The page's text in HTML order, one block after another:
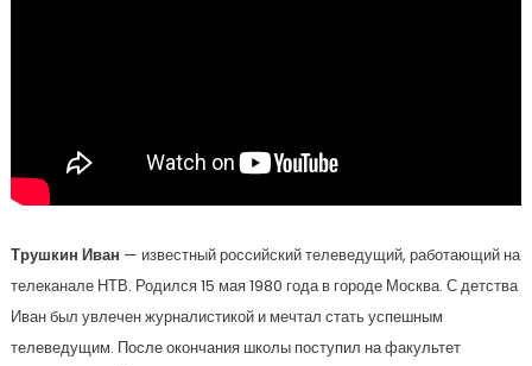
Трушкин Иван — известный российский телеведущий, работающий на
телеканале НТВ. Родился 15 мая 1980 года в городе Москва. С детства
Иван был увлечен журналистикой и мечтал стать успешным
телеведущим. После окончания школы поступил на факультет